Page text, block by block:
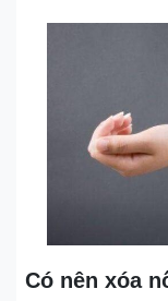
Có nên xóa